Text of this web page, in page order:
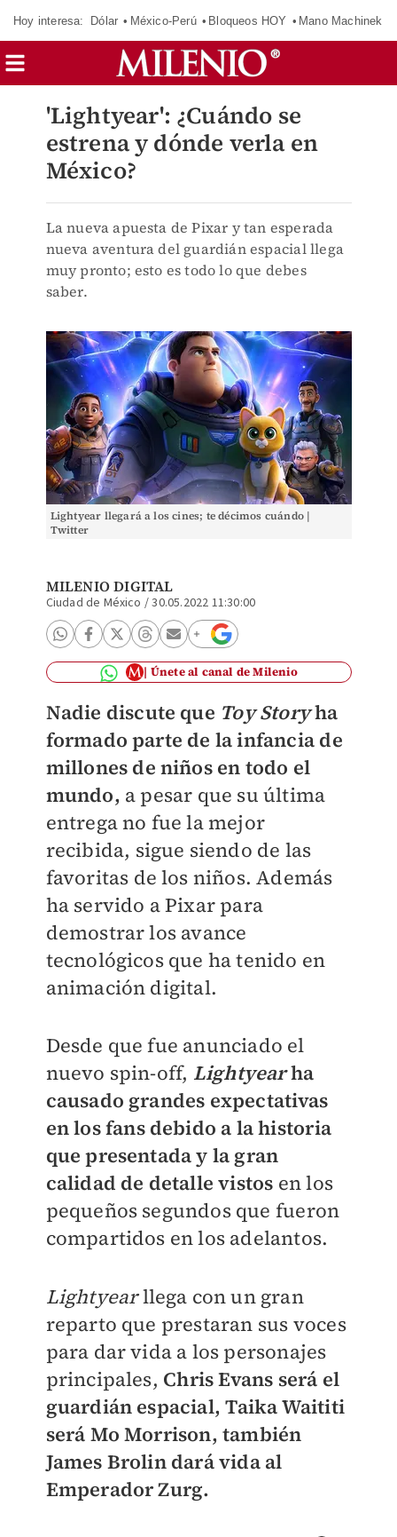
Hoy interesa: Dólar México-Perú Bloqueos HOY Mano Machinek
'Lightyear': ¿Cuándo se
estrena y dónde verla en
México?
La nueva apuesta de Pixar y tan esperada
nueva aventura del guardián espacial llega
muy pronto; esto es todo lo que debes
saber.
Lightyear llegará a los cines; te décimos cuándo |
Twitter
MILENIO DIGITAL
Ciudad de México /30.05.2022 11:30:00
Únete al canal de Milenio
Nadie discute que Toy Storyha
formado parte de la infancia de
millones de niños en todo el
mundo, a pesar que su última
entrega no fue la mejor
recibida, sigue siendo de las
favoritas de los niños. Además
ha servido a Pixar para
demostrar los avance
tecnológicos que ha tenido en
animación digital.
Desde que fue anunciado el
nuevo spin-off, Lightyearha
causado grandes expectativas
en los fans debido a la historia
que presentada y la gran
calidad de detalle vistos en los
pequeños segundos que fueron
compartidos en los adelantos.
Lightyearllega con un gran
reparto que prestaran sus voces
para dar vida a los personajes
principales, Chris Evans será el
guardián espacial,Taika Waititi
será Mo Morrison, también
James Brolin dará vida al
Emperador Zurg.